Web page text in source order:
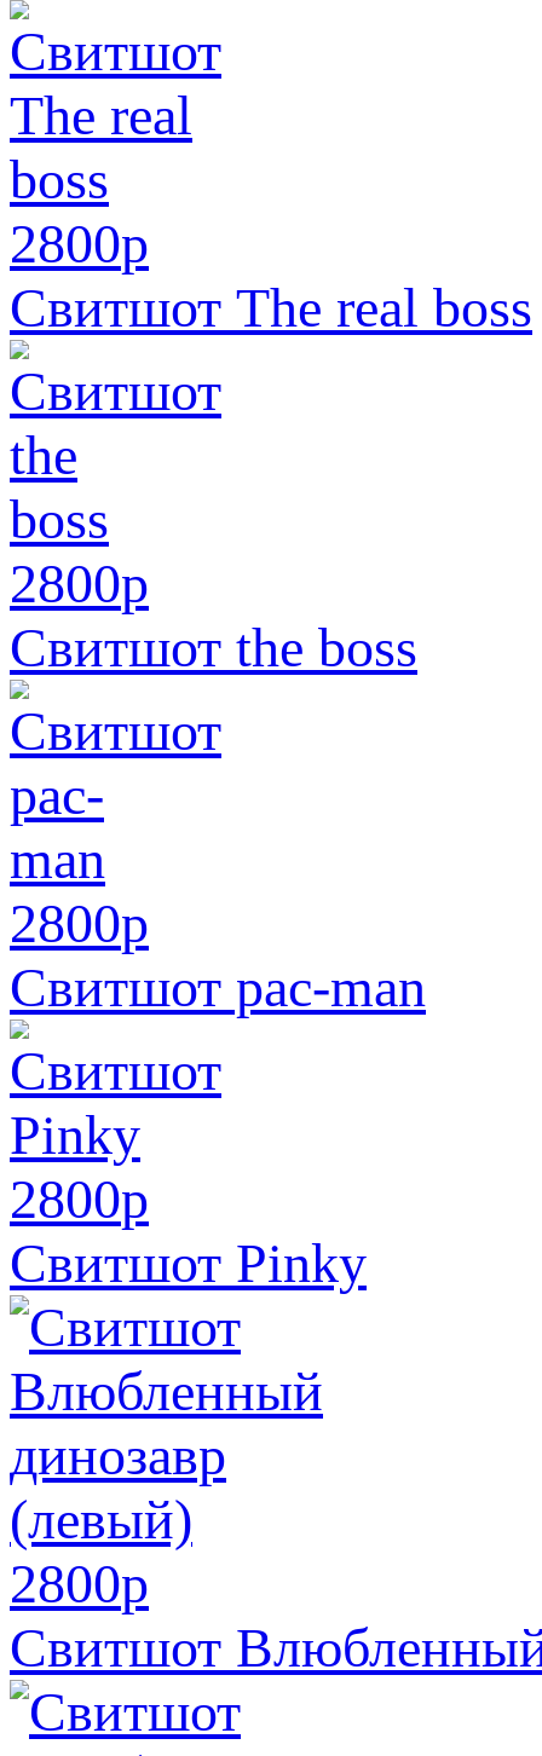
2800p
Свитшот The real boss
2800p
Свитшот the boss
2800p
Свитшот pac-man
2800p
Свитшот Pinky
2800p
Свитшот